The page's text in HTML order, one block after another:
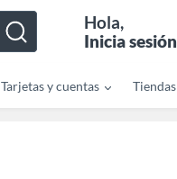
Hola,
Inicia sesión
Tarjetas y cuentas Tiendas